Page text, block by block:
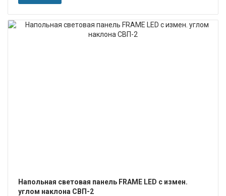
Напольная световая панель FRAME LED с измен.
углом наклона СВП-2